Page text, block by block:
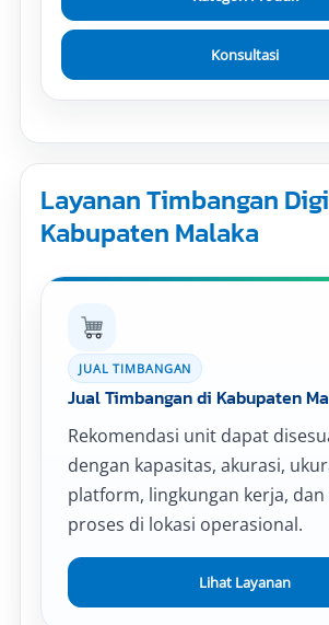
Konsultasi
Layanan Timbangan
Kabupaten Malaka
JUAL TIMBANGAN
Jual Timbangan di Kabupaten
Rekomendasi unit dapat
dengan kapasitas, akurasi,
platform, lingkungan kerja,
proses di lokasi operasional.
Lihat Layanan